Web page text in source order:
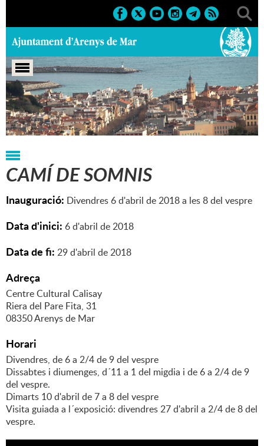
Portada > Regidories > Cultura > Exposicions > 2018
CAMÍ DE SOMNIS
Inauguració: Divendres 6 d'abril de 2018 a les 8 del vespre
Data d'inici: 6d'abril de2018
Data de fi: 29d'abril de2018
Adreça
Centre Cultural Calisay
Riera del Pare Fita, 31
08350 Arenys de Mar
Horari
Divendres, de 6 a 2/4 de 9 del vespre
Dissabtes i diumenges, d´11 a 1 del migdia i de 6 a 2/4 de 9
del vespre.
Dimarts 10 d'abril de 7 a 8 del vespre
Visita guiada a l´exposició: divendres 27 d'abril a 2/4 de 8 del
vespre.